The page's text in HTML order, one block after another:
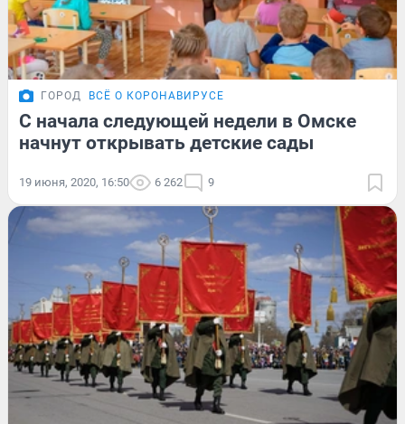
ГОРОД ВСЁ О КОРОНАВИРУСЕ
С начала следующей недели в Омске
начнут открывать детские сады
19 июня, 2020, 16:50 6 262 9